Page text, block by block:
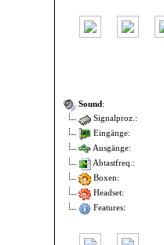
Sound:
Signalproz.:
Eingänge:
Ausgänge:
Abtastfreq.:
Boxen:
Headset:
Features: